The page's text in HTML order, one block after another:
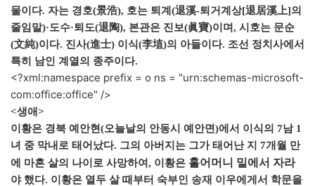
물이다. 자는 경호(景浩), 호는 퇴계(退溪-퇴거계상[退居溪上]의
줄임말)·도수·퇴도(退陶), 본관은 진보(眞寶)이며, 시호는 문순
(文純)이다. 진사(進士) 이식(李埴)의 아들이다. 조선 정치사에서
특히 남인 계열의 종주이다.
<?xml:namespace prefix = o ns = "urn:schemas-microsoft-
com:office:office" />
<생애>
이황은 경북 예안현(오늘날의 안동시 예안면)에서 이식의 7남 1
녀 중 막내로 태어났다. 그의 아버지는 그가 태어난 지 7개월 만
에 마흔 살의 나이로 사망하여, 이황은 홀어머니 밑에서 자라
야 했다. 이황은 열두 살 때부터 숙부인 송재 이우에게서 학문을